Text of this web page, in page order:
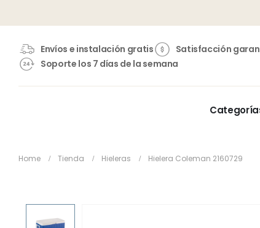
Envíos e instalación gratis
Satisfacción
Soporte los 7 días de la semana
Home Tienda Hieleras Hielera Coleman 2160729